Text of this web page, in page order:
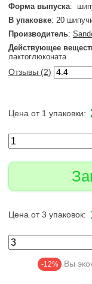
Форма выпуска:
В упаковке: 20
Производитель:
Действующее
лактоглюконата
Отзывы (2)
Цена от 1 упаковки:
Цена от 3 упаковок:
-12% Вы